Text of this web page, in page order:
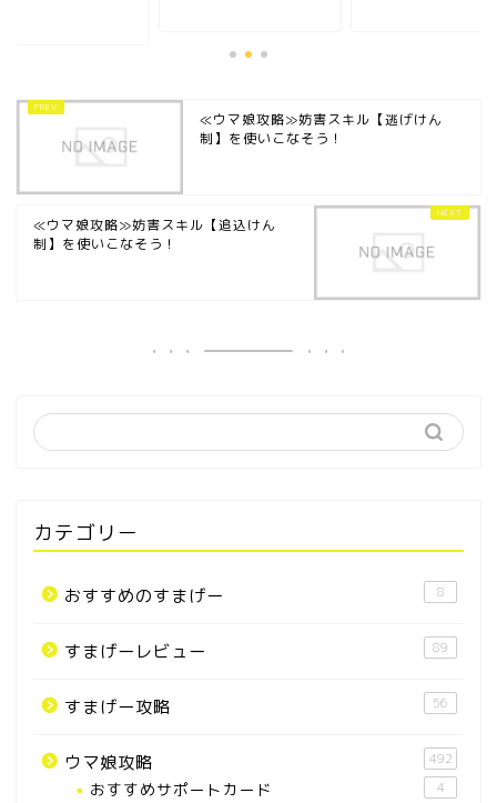
≪ウマ娘攻略≫妨害スキル【逃げけん
制】を使いこなそう！
≪ウマ娘攻略≫妨害スキル【追込けん
制】を使いこなそう！
カテゴリー
おすすめのすまげー 8
すまげーレビュー 89
すまげー攻略 56
ウマ娘攻略 492
おすすめサポートカード 4